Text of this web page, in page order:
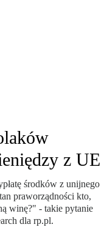
z UE
środków z unijnego
praworządności kto,
winę?" - takie pytanie
dla rp.pl.